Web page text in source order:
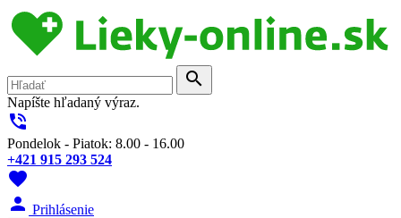
search
Napíšte hľadaný výraz.
phone_in_talk
Pondelok - Piatok: 8.00 - 16.00
+421 915 293 524
favorite
person Prihlásenie